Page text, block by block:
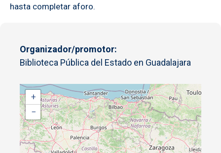
hasta completar aforo.
Organizador/promotor
Biblioteca Pública del Estado en Guadalajara
+
−